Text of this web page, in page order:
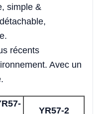
simple &
récents
Avec un
YR57-2